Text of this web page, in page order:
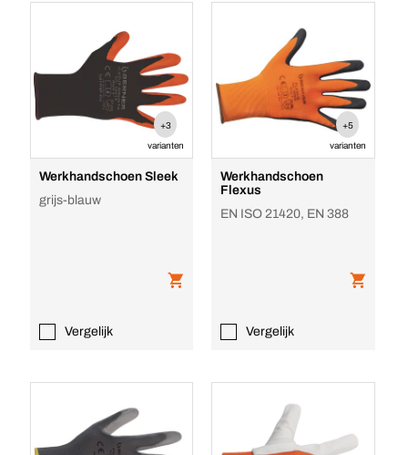
+3
varianten
Werkhandschoen Sleek
grijs-blauw
Vergelijk
+5
varianten
Werkhandschoen
Flexus
EN ISO 21420, EN 388
Vergelijk